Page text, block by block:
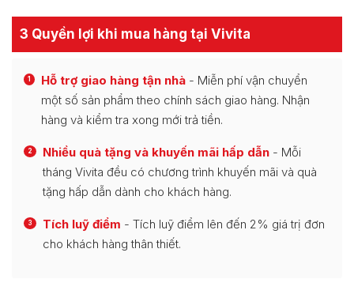
3 Quyền lợi khi mua hàng tại Vivita
1 Hỗ trợ giao hàng tận nhà - Miễn phí vận chuyển
một số sản phẩm theo chính sách giao hàng. Nhận
hàng và kiểm tra xong mới trả tiền.
2 Nhiều quà tặng và khuyến mãi hấp dẫn - Mỗi
tháng Vivita đều có chương trình khuyến mãi và quà
tặng hấp dẫn dành cho khách hàng.
3 Tích luỹ điểm - Tích luỹ điểm lên đến 2% giá trị đơn
cho khách hàng thân thiết.